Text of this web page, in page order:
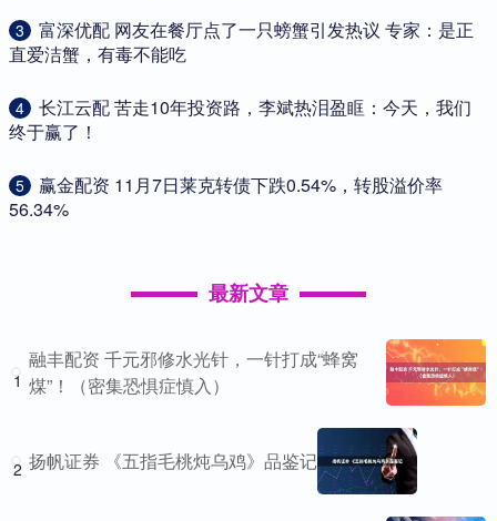
3
​富深优配 网友在餐厅点了一只螃蟹引发热议 专家：是正
直爱洁蟹，有毒不能吃
4
​长江云配 苦走10年投资路，李斌热泪盈眶：今天，我们
终于赢了！
5
​赢金配资 11月7日莱克转债下跌0.54%，转股溢价率
56.34%
最新文章
1
融丰配资 千元邪修水光针，一针打成“蜂窝
煤”！（密集恐惧症慎入）
2 扬帆证券 《五指毛桃炖乌鸡》品鉴记